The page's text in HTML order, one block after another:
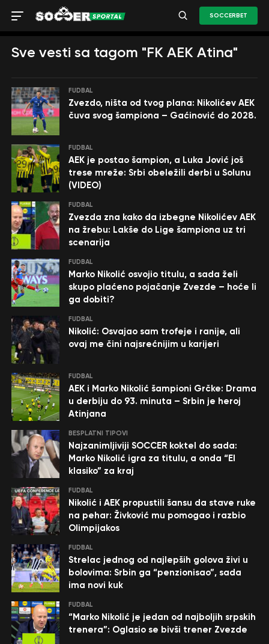
SOCCERBET
Sve vesti sa tagom "FK AEK Atina"
FUDBAL
Zvezdo, ništa od tvog plana: Nikolićev AEK
čuva svog šampiona – Gaćinović do 2028.
FUDBAL
AEK je postao šampion, a Luka Jović još
trese mreže: Srbi obeležili derbi u Solunu
(VIDEO)
FUDBAL
Zvezda zna kako da izbegne Nikolićev AEK
na žrebu: Lakše do Lige šampiona uz tri
scenarija
FUDBAL
Marko Nikolić osvojio titulu, a sada želi
skupo plaćeno pojačanje Zvezde – hoće li
ga dobiti?
FUDBAL
Nikolić: Osvajao sam trofeje i ranije, ali
ovaj me čini najsrećnijim u karijeri
FUDBAL
AEK i Marko Nikolić šampioni Grčke: Drama
u derbiju do 93. minuta – Srbin je heroj
Atinjana
BESPLATNI TIPOVI
Najzanimljiviji SOCCER koktel do sada:
Marko Nikolić igra za titulu, a onda “El
klasiko” za kraj
FUDBAL
Nikolić i AEK propustili šansu da stave ruke
na pehar: Živković mu pomogao i razbio
Olimpijakos
FUDBAL
Strelac jednog od najlepših golova živi u
bolovima: Srbin ga “penzionisao”, sada
ima novi kuk
FUDBAL
“Marko Nikolić je jedan od najboljih srpskih
trenera”: Oglasio se bivši trener Zvezde